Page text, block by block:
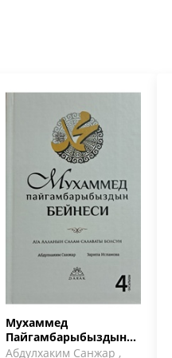
Мухаммед
Пайгамбарыбыздын
(с.а.в) бейнеси
Абдулхаким Санжар ,